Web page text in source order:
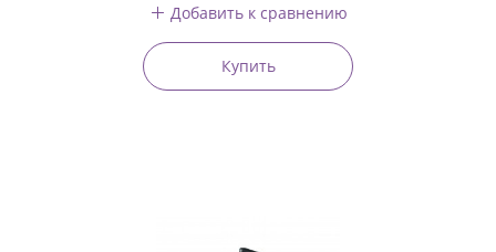
Добавить к сравнению
Купить